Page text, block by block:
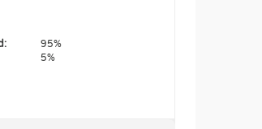
95%
5%